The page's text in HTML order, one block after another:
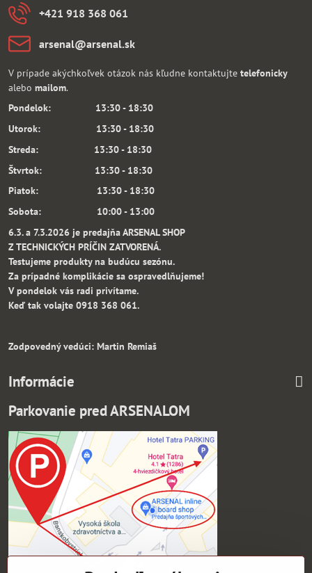
+421 918 368 061
arsenal​@arsenal​.sk
V prípade akýchkoľvek otázok nás kľudne kontaktujte telefonicky
alebo mailom.
Pondelok: 13:30 - 18:30
Utorok: 13:30 - 18:30
Streda: 13:30 - 18:30
Štvrtok: 13:30 - 18:30
Piatok: 13:30 - 18:30
Sobota: 10:00 - 13:00
6.3. a 7.3.2026 je predajňa ARSENAL SHOP
Z TECHNICKÝCH PRÍČIN ZATVORENÁ.
Testujeme produkty na budúcu sezónu.
Za prípadné komplikácie sa ospravedlňujeme!
V pondelok vás radi privítame.
Keď tak volajte 0918 368 061.
Zodpovedný vedúci: Martin Remiaš
Informácie
Parkovanie pred ARSENALOM